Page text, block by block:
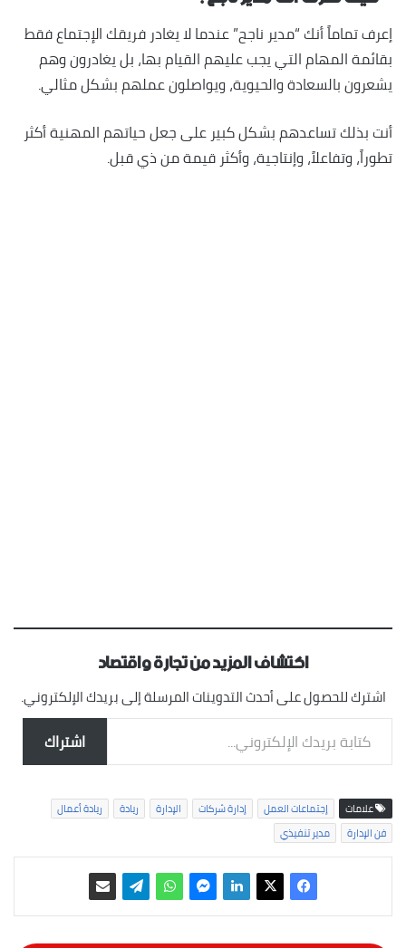
إعرف تماماً أنك “مدير ناجح” عندما لا يغادر فريقك الإجتماع فقط
بقائمة المهام التي يجب عليهم القيام بها، بل يغادرون وهم
يشعرون بالسعادة والحيوية، ويواصلون عملهم بشكل مثالي.
أنت بذلك تساعدهم بشكل كبير على جعل حياتهم المهنية أكثر
تطوراً، وتفاعلاً، وإنتاجية، وأكثر قيمة من ذي قبل.
اكتشاف المزيد من تجارة واقتصاد
اشترك للحصول على أحدث التدوينات المرسلة إلى بريدك الإلكتروني.
كتابة بريدك الإلكتروني...
اشتراك
علامات إجتماعات العمل إدارة شركات الإدارة ريادة
ريادة أعمال
فن الإدارة
مدير تنفيذي